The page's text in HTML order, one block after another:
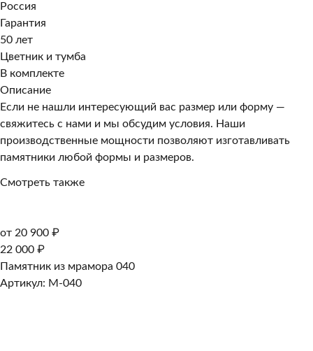
Россия
Гарантия
50 лет
Цветник и тумба
В комплекте
Описание
Если не нашли интересующий вас размер или форму —
свяжитесь с нами и мы обсудим условия. Наши
производственные мощности позволяют изготавливать
памятники любой формы и размеров.
Смотреть также
от 20 900 ₽
22 000 ₽
Памятник из мрамора 040
Артикул: M-040